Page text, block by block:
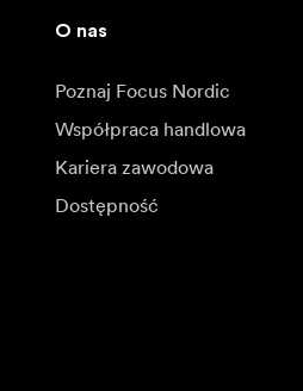
O nas
Poznaj Focus Nordic
Współpraca handlowa
Kariera zawodowa
Dostępność